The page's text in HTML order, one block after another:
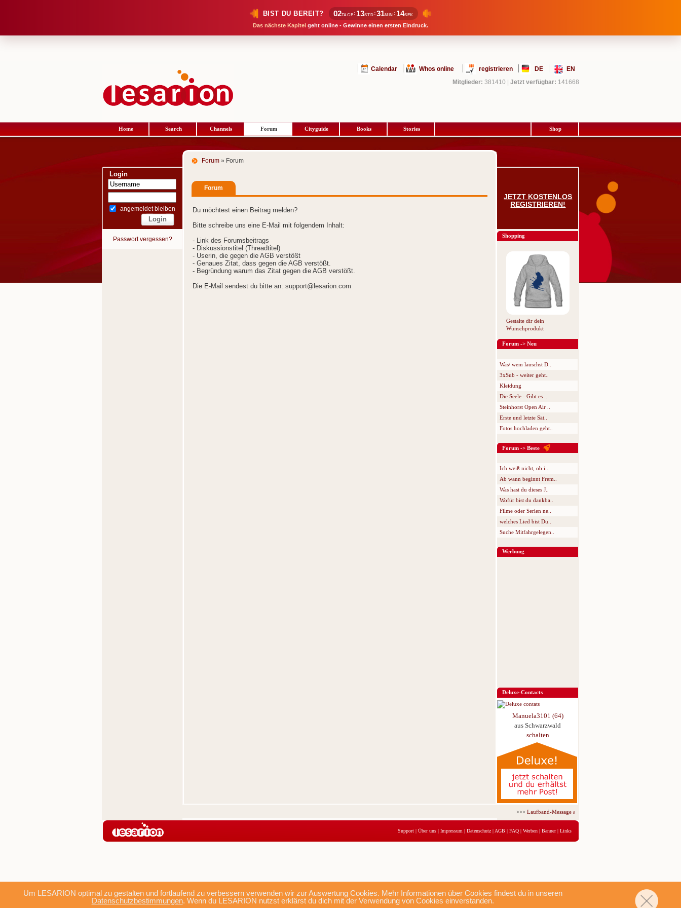
BIST DU BEREIT? 02TAGE : 13STD :31MIN : 14SEK
Das nächste Kapitel geht online - Gewinne einen ersten Eindruck.
Um LESARION optimal zu gestalten und fortlaufend zu verbessern verwenden wir zur Auswertung Cookies. Mehr Informationen über Cookies findest du in unseren
Datenschutzbestimmungen. Wenn du LESARION nutzst erklärst du dich mit der Verwendung von Cookies einverstanden.
Calendar Whos online registrieren DE
EN
Mitglieder: 381410 Jetzt verfügbar: 141668
Home Search Channels Forum Cityguide Books Stories Shop
Login
angemeldet bleiben
Passwort vergessen?
Forum » Forum
Forum
Du möchtest einen Beitrag melden?
Bitte schreibe uns eine E-Mail mit folgendem Inhalt:
- Link des Forumsbeitrags
- Diskussionstitel (Threadtitel)
- Userin, die gegen die AGB verstößt
- Genaues Zitat, dass gegen die AGB verstößt.
- Begründung warum das Zitat gegen die AGB verstößt.
Die E-Mail sendest du bitte an: support@lesarion.com
JETZT KOSTENLOS
REGISTRIEREN!
Shopping
Gestalte dir dein
Wunschprodukt
Forum -> Neu
Was/ wem lauschst D..
3xSub - weiter geht..
Kleidung
Die Seele - Gibt es ..
Steinhorst Open Air ..
Erste und letzte Sät..
Fotos hochladen geht..
Forum -> Beste
Ich weiß nicht, ob i..
Ab wann beginnt Frem..
Was hast du dieses J..
Wofür bist du dankba..
Filme oder Serien ne..
welches Lied bist Du..
Suche Mitfahrgelegen..
Werbung
Deluxe-Contacts
Manuela3101 (64)
aus Schwarzwald
schalten
>>>Laufband-Message ab nur 5,95 € für 3 Tage!
Support | Über uns | Impressum | Datenschutz | AGB | FAQ | Werben | Banner| Links